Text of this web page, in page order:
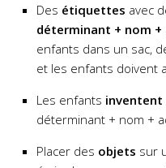
Des étiquettes avec
déterminant + nom
enfants dans un sac,
et les enfants doivent
Les enfants inventent
déterminant + nom +
Placer des objets sur